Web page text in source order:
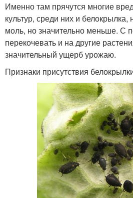
Именно там прячутся многие
культур, среди них и
моль, но значительно меньше. С
перекочевать и на другие
значительный ущерб урожаю.
Признаки присутствия